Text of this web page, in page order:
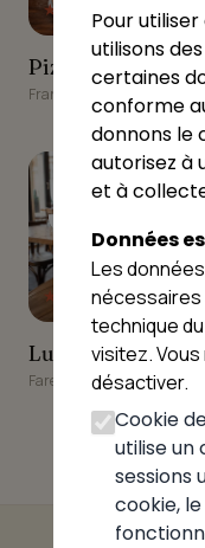
Pizz'Amigo
★★★★★
Pizz'Amigo
Francheleins
Lulu Pizza
9
★★★★★
Lulu Pizza
Fareins
Pour
utilisons
certaines
conforme
donnons le
autorisez à
et à
Données
Les
technique
visitez.
désactiver.
Cookie
utilise un
sessions
cookie,